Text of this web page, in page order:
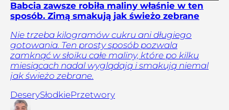
Babcia zawsze robiła maliny właśnie w ten
sposób. Zimą smakują jak świeżo zebrane
Nie trzeba kilogramów cukru ani długiego
gotowania. Ten prosty sposób pozwala
zamknąć w słoiku całe maliny, które po kilku
miesiącach nadal wyglądają i smakują niemal
jak świeżo zebrane.
DeserySłodkiePrzetwory